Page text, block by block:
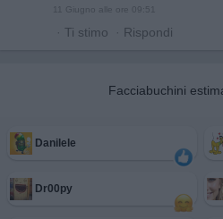
11 Giugno alle ore 09:51
· Ti stimo · Rispondi
Facciabuchini
Danilele
Dr00py